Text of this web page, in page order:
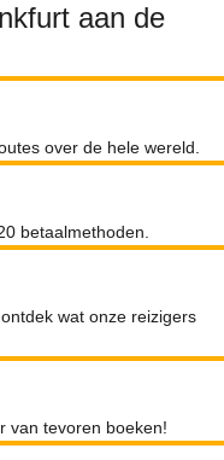
aan de
over de hele wereld.
betaalmethoden.
wat onze reizigers
van tevoren boeken!